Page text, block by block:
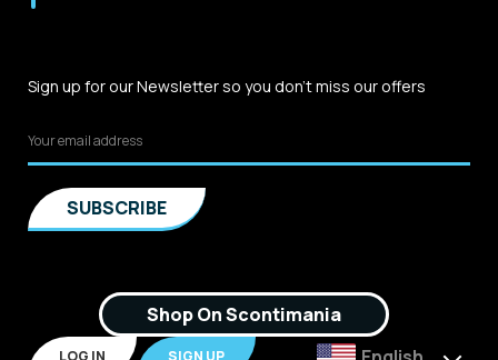
Sign up for our Newsletter so you don't miss our offers
Shop On Scontimania
LOG IN SIGN UP